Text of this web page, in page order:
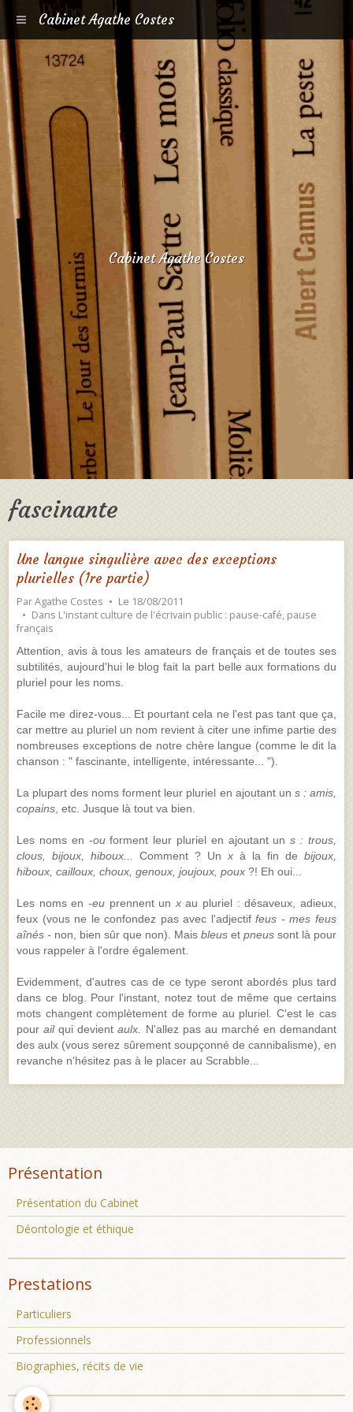
Cabinet Agathe Costes
Cabinet Agathe Costes
fascinante
Une langue singulière avec des exceptions
plurielles (1re partie)
ParAgathe Costes
Le 18/08/2011
Dans L'instant culture de l'écrivain public : pause-café, pause
français
Attention, avis à tous les amateurs de français et de toutes ses
subtilités, aujourd'hui le blog fait la part belle aux formations du
pluriel pour les noms.
Facile me direz-vous... Et pourtant cela ne l'est pas tant que ça,
car mettre au pluriel un nom revient à citer une infime partie des
nombreuses exceptions de notre chère langue (comme le dit la
chanson : " fascinante, intelligente, intéressante... ").
La plupart des noms forment leur pluriel en ajoutant un s : amis,
copains , etc. Jusque là tout va bien.
Les noms en -ouforment leur pluriel en ajoutant uns : trous,
clous, bijoux, hiboux... Comment ? Un x à la fin de bijoux,
hiboux, cailloux, choux, genoux, joujoux, poux ?! Eh oui...
Les noms en -euprennent un xau pluriel : désaveux, adieux,
feux (vous ne le confondez pas avec l'adjectiffeus - mes feus
aînés - non, bien sûr que non). Mais bleus et pneus sont là pour
vous rappeler à l'ordre également.
Evidemment, d'autres cas de ce type seront abordés plus tard
dans ce blog. Pour l'instant, notez tout de même que certains
mots changent complètement de forme au pluriel. C'est le cas
pourailqui devientaulx. N'allez pas au marché en demandant
des aulx (vous serez sûrement soupçonné de cannibalisme), en
revanche n'hésitez pas à le placer au Scrabble...
Présentation
Présentation du Cabinet
Déontologie et éthique
Prestations
Particuliers
Professionnels
Biographies, récits de vie